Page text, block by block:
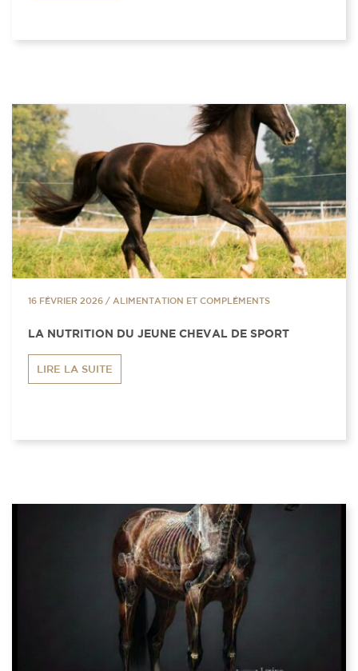
16 FÉVRIER 2026 / ALIMENTATION ET COMPLÉMENTS
LA NUTRITION DU JEUNE CHEVAL DE SPORT
LIRE LA SUITE